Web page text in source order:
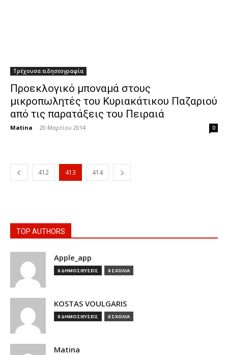
Τρέχουσα ειδησεογραφία
Προεκλογικό μποναμά στους
μικροπωλητές του Κυριακάτικου Παζαριού
από τις παρατάξεις του Πειραιά
Matina - 20 Μαρτίου 2014 0
412 413 414
TOP AUTHORS
Apple_app
0 ΔΗΜΟΣΙΕΥΣΕΙΣ 0 ΣΧΟΛΙΑ
KOSTAS VOULGARIS
0 ΔΗΜΟΣΙΕΥΣΕΙΣ 0 ΣΧΟΛΙΑ
Matina